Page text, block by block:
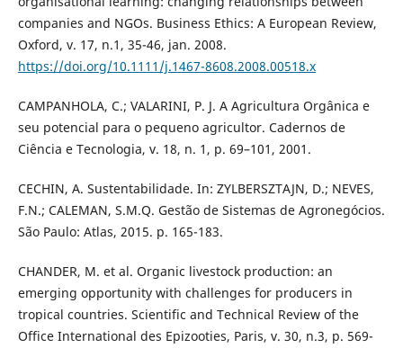
companies and NGOs. Business Ethics: A European Review,
Oxford, v. 17, n.1, 35-46, jan. 2008.
https://doi.org/10.1111/j.1467-8608.2008.00518.x
CAMPANHOLA, C.; VALARINI, P. J. A Agricultura Orgânica e
seu potencial para o pequeno agricultor. Cadernos de
Ciência e Tecnologia, v. 18, n. 1, p. 69–101, 2001.
CECHIN, A. Sustentabilidade. In: ZYLBERSZTAJN, D.; NEVES,
F.N.; CALEMAN, S.M.Q. Gestão de Sistemas de Agronegócios.
São Paulo: Atlas, 2015. p. 165-183.
CHANDER, M. et al. Organic livestock production: an
emerging opportunity with challenges for producers in
tropical countries. Scientific and Technical Review of the
Office International des Epizooties, Paris, v. 30, n.3, p. 569-